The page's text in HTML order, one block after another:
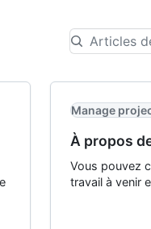
Manage
À propos
Vous pouvez
travail à venir